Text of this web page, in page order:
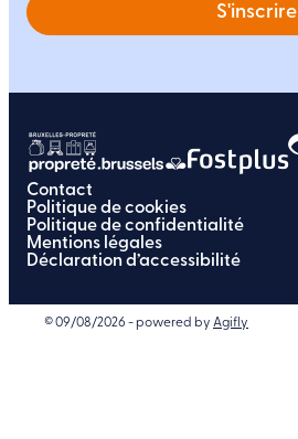
S'inscrire
Contact
Politique de cookies
Politique de confidentialité
Mentions légales
Déclaration d’accessibilité
© 09/08/2026 - powered by Agifly